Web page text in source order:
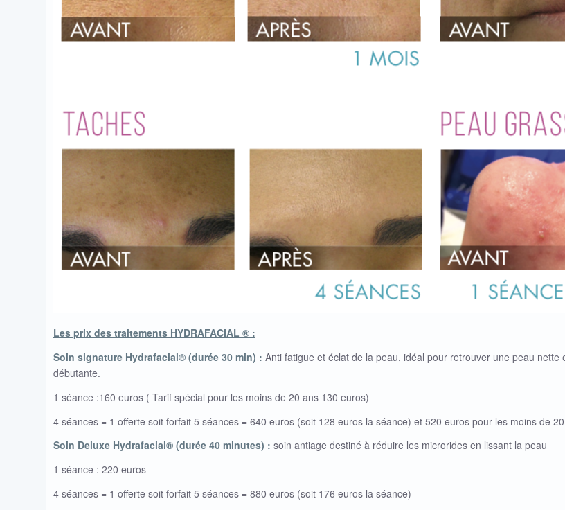
Les prix des traitements HYDRAFACIAL ® :
Soin signature Hydrafacial® (durée 30 min) : Anti fatigue et éclat de la peau, idéal pour retrouver une peau
débutante.
1 séance :160 euros ( Tarif spécial pour les moins de 20 ans 130 euros)
4 séances = 1 offerte soit forfait 5 séances = 640 euros (soit 128 euros la séance) et 520 euros pour les moins de
Soin Deluxe Hydrafacial® (durée 40 minutes) : soin antiage destiné à réduire les microrides en lissant la peau
1 séance : 220 euros
4 séances = 1 offerte soit forfait 5 séances = 880 euros (soit 176 euros la séance)